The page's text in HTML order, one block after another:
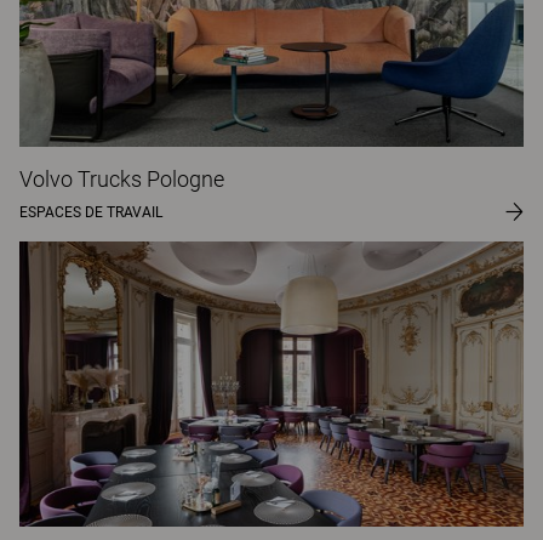
Volvo Trucks Pologne
ESPACES DE TRAVAIL